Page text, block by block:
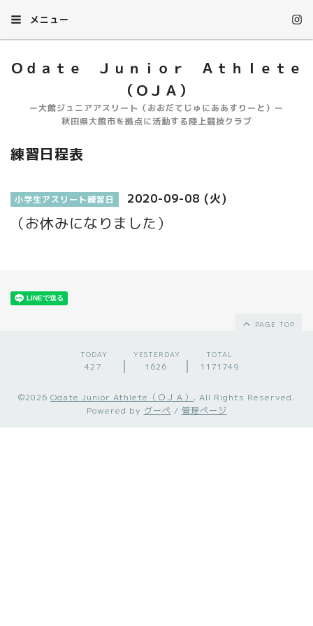
メニュー
Ｏｄａｔｅ Ｊｕｎｉｏｒ Ａｔｈｌｅｔｅ
（ＯＪＡ）
ー大館ジュニアアスリート（おおだてじゅにああすりーと）ー
秋田県大館市を拠点に活動する陸上競技クラブ
練習日程表
小学生アスリート練習日 2020-09-08 (火)
（お休みになりました）
PAGE TOP
TODAY
427
YESTERDAY
1626
TOTAL
1171749
©2026 Odate Junior Athlete（ＯＪＡ） . All Rights Reserved.
Powered by グーペ / 管理ページ